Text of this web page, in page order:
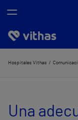
Nosotros
Servicios de salud
Hospitales Vithas
Una